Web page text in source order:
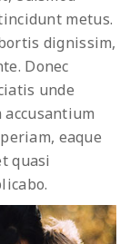
metus.
dignissim,
Donec
unde
eaque
quasi